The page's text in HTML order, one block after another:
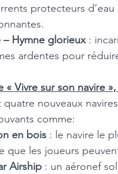
protecteurs
– Hymne glorieux :
ardentes pour
Vivre sur son navire
nouveaux
comme:
en bois : le navire le
que les joueurs
Airship : un aéronef